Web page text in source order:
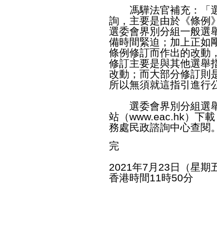
馮驊法官補充：「選
詢，主要是由於《條例
選委會界別分組一般選
備時間緊迫；加上正如
條例修訂而作出的改動
修訂主要是與其他選舉
改動；而大部分修訂則
所以無須就這指引進行
選委會界別分組選舉
站（www.eac.hk）下
務處民政諮詢中心查閱
完
2021年7月23日（星期
香港時間11時50分